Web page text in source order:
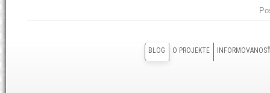
BLOG O PROJEKTE INFORMOVANOSŤ